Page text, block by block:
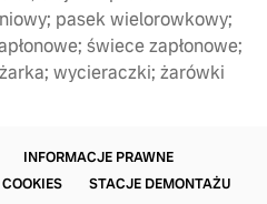
pasek wielorowkowy;
świece zapłonowe;
wycieraczki; żarówki
INFORMACJE PRAWNE
COOKIES STACJE DEMONTAŻU